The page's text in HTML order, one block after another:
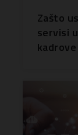
Zašto
servisi
kadrove